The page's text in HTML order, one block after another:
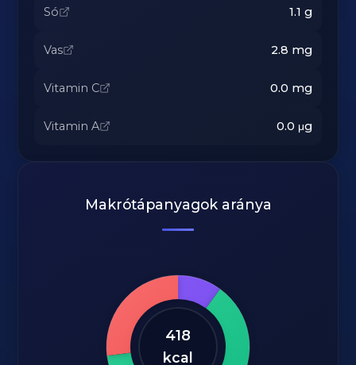
Só 1.1 g
Vas 2.8 mg
Vitamin C 0.0 mg
Vitamin A 0.0 μg
Makrótápanyagok aránya
418
kcal